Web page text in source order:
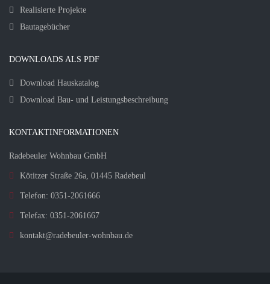
Realisierte Projekte
Bautagebücher
DOWNLOADS ALS PDF
Download Hauskatalog
Download Bau- und Leistungsbeschreibung
KONTAKTINFORMATIONEN
Radebeuler Wohnbau GmbH
Kötitzer Straße 26a, 01445 Radebeul
Telefon: 0351-2061666
Telefax: 0351-2061667
kontakt@radebeuler-wohnbau.de